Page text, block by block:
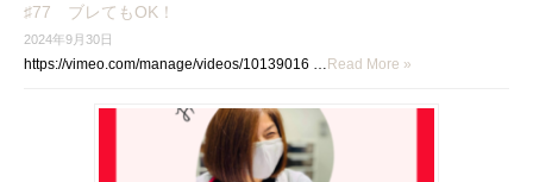
♯77 ブレてもOK！
2024年9月30日
https://vimeo.com/manage/videos/10139016 …Read More »